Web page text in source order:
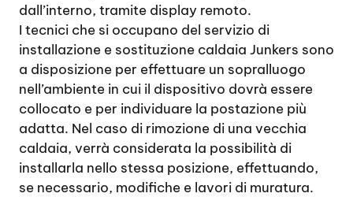
dall’interno, tramite display remoto.
I tecnici che si occupano del servizio di
installazione e sostituzione caldaia Junkers sono
a disposizione per effettuare un sopralluogo
nell’ambiente in cui il dispositivo dovrà essere
collocato e per individuare la postazione più
adatta. Nel caso di rimozione di una vecchia
caldaia, verrà considerata la possibilità di
installarla nello stessa posizione, effettuando,
se necessario, modifiche e lavori di muratura.